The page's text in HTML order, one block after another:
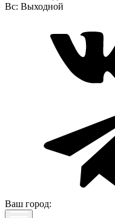
Вс: Выходной
Ваш город: